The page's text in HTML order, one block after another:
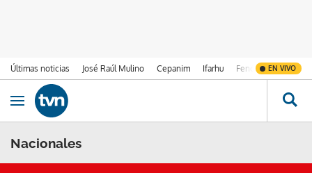
Últimas noticias José Raúl Mulino Cepanim Ifarhu Fenómeno de El
EN VIVO
Ir al contenido
Obrir navegació
Nacionales